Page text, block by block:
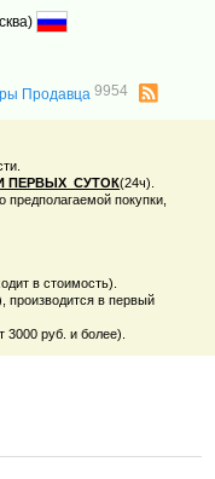
Продавца9954
ПЕРВЫХ СУТОК(24ч).
покупки,
в стоимость).
производится в первый
руб. и более).